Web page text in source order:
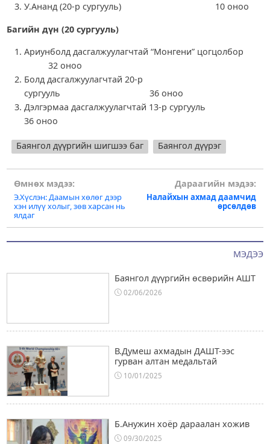
МЭДЭЭ
Баянгол дүүргийн өсвөрийн АШТ
02/06/2026
В.Думеш ахмадын ДАШТ-ээс
гурван алтан медальтай
10/01/2025
Б.Анужин хоёр дараалан хожив
09/30/2025
У.Ананд (20-р сургууль) 10 оноо
Багийн дүн (20 сургууль)
Ариунболд дасгалжуулагчтай “Монгени” цогцолбор
32 оноо
Болд дасгалжуулагчтай 20-р
сургууль 36 оноо
Дэлгэрмаа дасгалжуулагчтай 13-р сургууль
36 оноо
Баянгол дүүргийн шигшээ баг Баянгол дүүрэг
Post
navigation
Өмнөх мэдээ:
Э.Хүслэн: Даамын хөлөг дээр
хэн илүү холыг, зөв харсан нь
ялдаг
Дараагийн мэдээ:
Налайхын ахмад даамчид
өрсөлдөв